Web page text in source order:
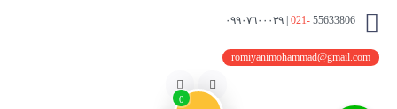
0
021- 55633806 | ٠٩٩٠٧٦٠٠٠٣٩
romiyanimohammad@gmail.com